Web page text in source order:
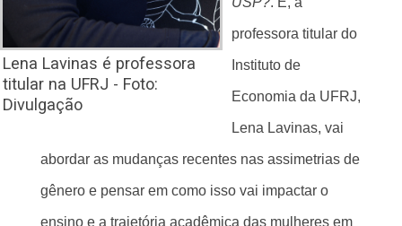
Lena Lavinas é professora
titular na UFRJ - Foto:
Divulgação
professora titular do
Instituto de
Economia da UFRJ,
Lena Lavinas, vai
abordar as mudanças recentes nas assimetrias de
gênero e pensar em como isso vai impactar o
ensino e a trajetória acadêmica das mulheres em